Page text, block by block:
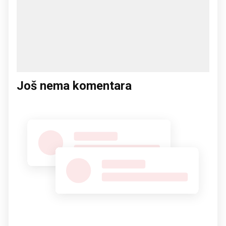
Još nema komentara